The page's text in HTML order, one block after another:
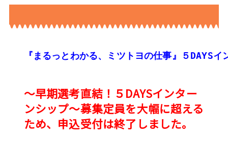
『まるっとわかる、ミツトヨの仕事』５DAYSイ
～早期選考直結！５DAYSインター
ンシップ～募集定員を大幅に超える
ため、申込受付は終了しました。